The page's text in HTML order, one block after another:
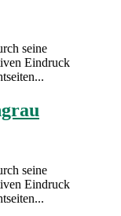
seine
Eindruck
seine
Eindruck